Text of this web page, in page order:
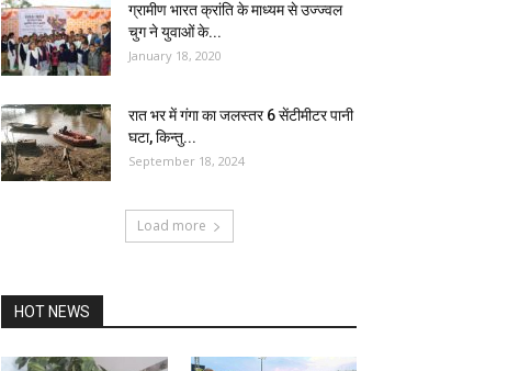
ग्रामीण भारत क्रांति के माध्यम से उज्ज्वल
चुग ने युवाओं के...
January 18, 2020
रात भर में गंगा का जलस्तर 6 सेंटीमीटर पानी
घटा, किन्तु...
September 18, 2024
Load more
HOT NEWS